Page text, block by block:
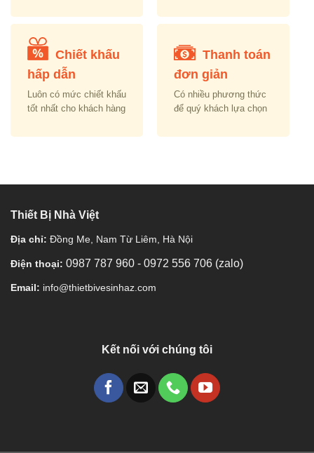
Chiết khấu
hấp dẫn
Luôn có mức chiết khấu
tốt nhất cho khách hàng
Thanh toán
đơn giản
Có nhiều phương thức
để quý khách lựa chọn
Thiết Bị Nhà Việt
Địa chỉ: Đồng Me, Nam Từ Liêm, Hà Nội
Điện thoại: 0987 787 960 - 0972 556 706 (zalo)
Email: info@thietbivesinhaz.com
Kết nối với chúng tôi